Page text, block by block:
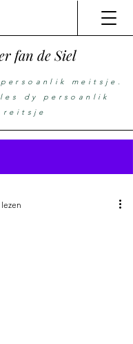
fan de Siel
meitsje.
dy persoanlik
reitsje